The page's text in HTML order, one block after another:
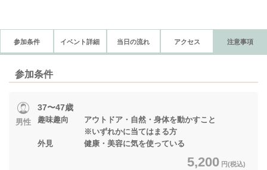
参加条件 イベント詳細 当日の流れ アクセス 注意事項
参加条件
男性
37〜47歳
趣味趣向 アウトドア・自然・身体を動かすこと
※いずれかに当てはまる方
外見 健康・美容に気を使っている
5,200 円(税込)